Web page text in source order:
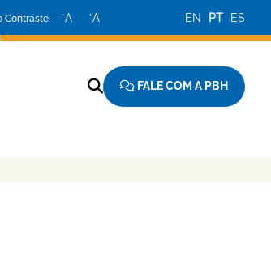
Contraste −A +A EN PT ES
FALE COM A PBH